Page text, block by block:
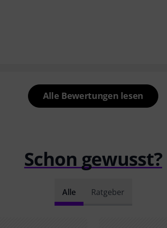
Alle Bewertungen lesen
Schon gewusst?
Alle Ratgeber